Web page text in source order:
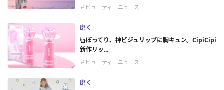
＃ビューティーニュース
磨く
唇ぽってり、神ビジュリップに胸キュン。CipiCipi
新作リッ...
＃ビューティーニュース
磨く